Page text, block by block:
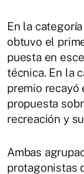
En la
obtuvo el
puesta en
técnica. En la
premio recayó
propuesta
recreación y
Ambas
protagonistas